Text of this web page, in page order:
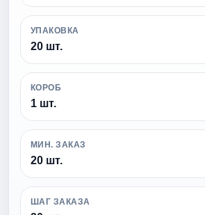
УПАКОВКА
20 шт.
КОРОБ
1 шт.
МИН. ЗАКАЗ
20 шт.
ШАГ ЗАКАЗА